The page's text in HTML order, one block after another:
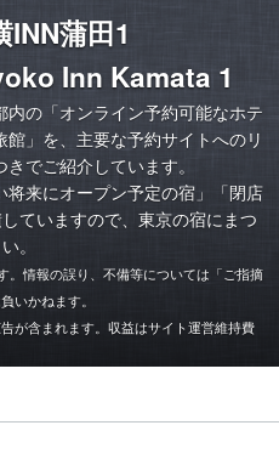
INN蒲田1
Inn Kamata 1
内の「オンライン予約可能なホテ
館」を、主要な予約サイトへのリ
きでご紹介しています。
将来にオープン予定の宿」「閉店
していますので、東京の宿にまつ
。
。情報の誤り、不備等については「ご指摘
いかねます。
が含まれます。収益はサイト運営維持費